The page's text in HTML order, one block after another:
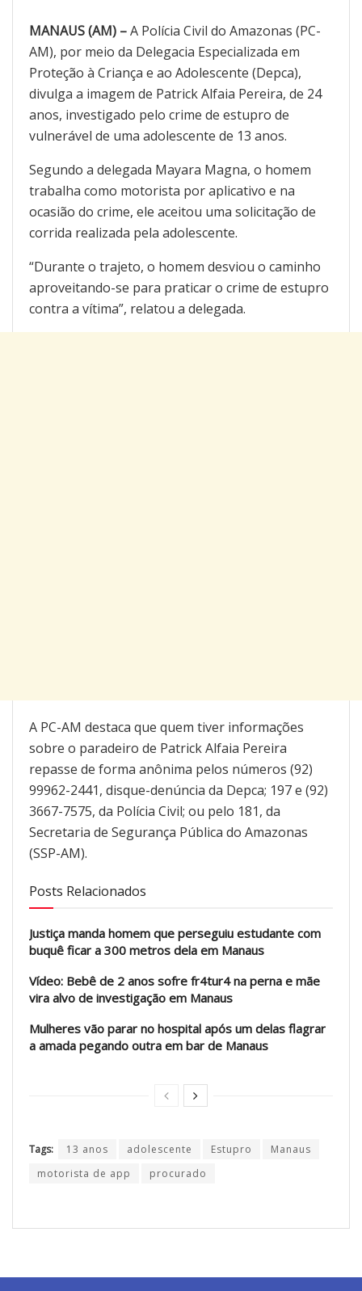
MANAUS (AM) –A Polícia Civil do Amazonas (PC-
AM), por meio da Delegacia Especializada em
Proteção à Criança e ao Adolescente (Depca),
divulga a imagem de Patrick Alfaia Pereira, de 24
anos, investigado pelo crime de estupro de
vulnerável de uma adolescente de 13 anos.
Segundo a delegada Mayara Magna, o homem
trabalha como motorista por aplicativo e na
ocasião do crime, ele aceitou uma solicitação de
corrida realizada pela adolescente.
“Durante o trajeto, o homem desviou o caminho
aproveitando-se para praticar o crime de estupro
contra a vítima”, relatou a delegada.
A PC-AM destaca que quem tiver informações
sobre o paradeiro de Patrick Alfaia Pereira
repasse de forma anônima pelos números (92)
99962-2441, disque-denúncia da Depca; 197 e (92)
3667-7575, da Polícia Civil; ou pelo 181, da
Secretaria de Segurança Pública do Amazonas
(SSP-AM).
Posts Relacionados
Justiça manda homem que perseguiu estudante com
buquê ficar a 300 metros dela em Manaus
Vídeo: Bebê de 2 anos sofre fr4tur4 na perna e mãe
vira alvo de investigação em Manaus
Mulheres vão parar no hospital após um delas flagrar
a amada pegando outra em bar de Manaus
Tags: 13 anos adolescente Estupro
Manaus
motorista de app
procurado